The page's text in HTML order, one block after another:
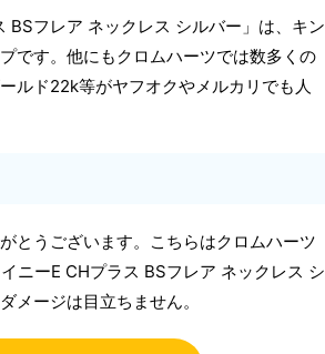
BSフレア ネックレス シルバー」は、キン
です。他にもクロムハーツでは数多くの
ルド22k等がヤフオクやメルカリでも人
とうございます。こちらはクロムハーツ
ニーE CHプラス BSフレア ネックレス シ
メージは目立ちません。